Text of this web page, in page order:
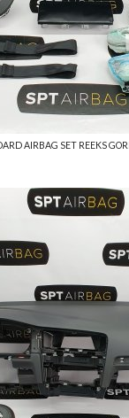
AIRBAG SET REEKS